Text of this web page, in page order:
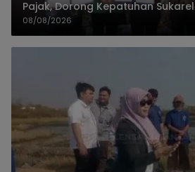
Pajak, Dorong Kepatuhan
UMKM
08/08/2026